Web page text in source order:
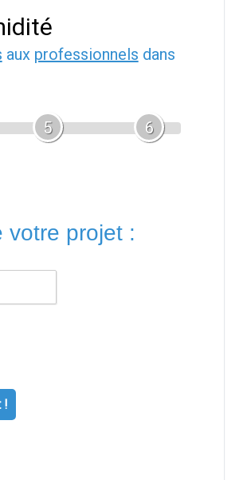
aux professionnels dans
5 6
votre projet :
!